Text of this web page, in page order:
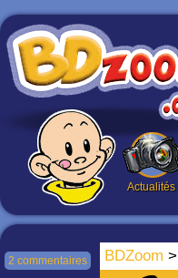
Actualités
BDZoom >
2 commentaires